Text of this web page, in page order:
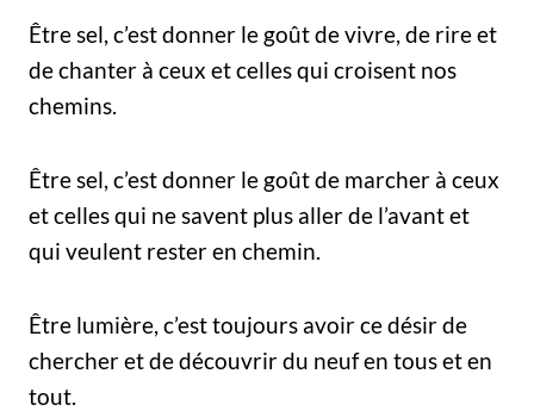
Être sel, c’est donner le goût de vivre, de rire et
de chanter à ceux et celles qui croisent nos
chemins.
Être sel, c’est donner le goût de marcher à ceux
et celles qui ne savent plus aller de l’avant et
qui veulent rester en chemin.
Être lumière, c’est toujours avoir ce désir de
chercher et de découvrir du neuf en tous et en
tout.